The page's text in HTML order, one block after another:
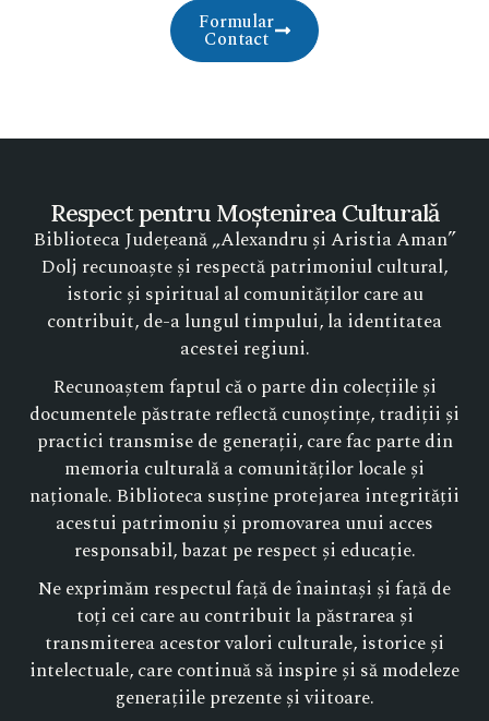
Formular
Contact
Respect pentru Moștenirea Culturală
Biblioteca Județeană „Alexandru și Aristia Aman”
Dolj recunoaște și respectă patrimoniul cultural,
istoric și spiritual al comunităților care au
contribuit, de-a lungul timpului, la identitatea
acestei regiuni.
Recunoaștem faptul că o parte din colecțiile și
documentele păstrate reflectă cunoștințe, tradiții și
practici transmise de generații, care fac parte din
memoria culturală a comunităților locale și
naționale. Biblioteca susține protejarea integrității
acestui patrimoniu și promovarea unui acces
responsabil, bazat pe respect și educație.
Ne exprimăm respectul față de înaintași și față de
toți cei care au contribuit la păstrarea și
transmiterea acestor valori culturale, istorice și
intelectuale, care continuă să inspire și să modeleze
generațiile prezente și viitoare.